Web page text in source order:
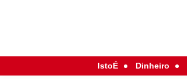
IstoÉ Dinheiro